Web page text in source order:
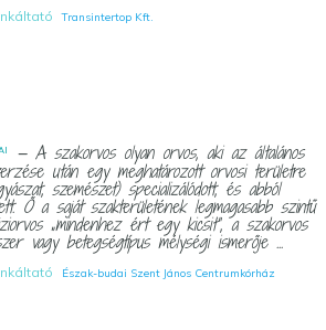
Transintertop Kft.
— A szakorvos olyan orvos, aki az általános
után egy meghatározott orvosi területre
szemészet) specializálódott, és abból
Ő a saját szakterületének legmagasabb szintű
„mindenhez ért egy kicsit”, a szakorvos
vagy betegségtípus mélységi ismerője ...
Észak-budai Szent János Centrumkórház